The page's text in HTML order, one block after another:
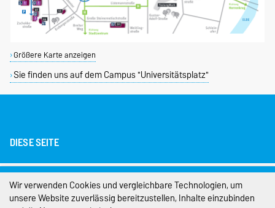
Größere Karte anzeigen
Sie finden uns auf dem Campus "Universitätsplatz"
DIESE SEITE
Impressum
Datenschutz
Wir verwenden Cookies und vergleichbare Technologien, um
unsere Website zuverlässig bereitzustellen, Inhalte einzubinden